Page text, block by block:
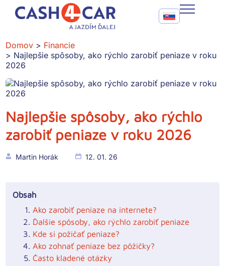
Najlepšie spôsoby, ako rýchlo zarobiť peniaze v roku 2026
BLOG
SLUŽBY
KONTAKT
Call To Action
Domov
Financie
Najlepšie spôsoby, ako rýchlo zarobiť peniaze v roku
2026
Najlepšie spôsoby, ako rýchlo
zarobiť peniaze v roku 2026
Martin Horák 12. 01. 26
Obsah
Ako zarobiť peniaze na internete?
Ďalšie spôsoby, ako rýchlo zarobiť peniaze
Kde si požičať peniaze?
Ako zohnať peniaze bez pôžičky?
Často kladené otázky